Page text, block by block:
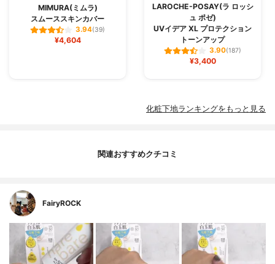
MIMURA(ミムラ)
スムーススキンカバー
3.94(39)
¥4,604
LAROCHE-POSAY(ラ ロッシ
ュ ポゼ)
UVイデア XL プロテクション
トーンアップ
3.90(187)
¥3,400
化粧下地ランキングをもっと見る
関連おすすめクチコミ
FairyROCK